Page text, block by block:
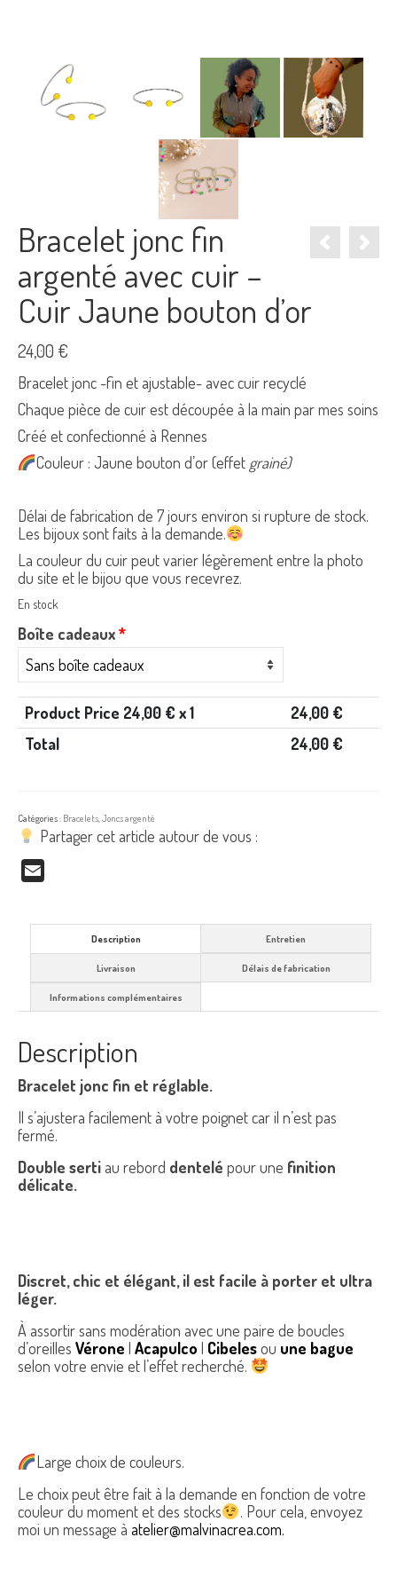
Bracelet jonc fin
argenté avec cuir –
Cuir Jaune bouton d’or
24,00 €
Bracelet jonc -fin et ajustable- avec cuir recyclé
Chaque pièce de cuir est découpée à la main par mes soins
Créé et confectionné à Rennes
Couleur : Jaune bouton d’or (effet grainé)
Délai de fabrication de 7 jours environ si rupture de stock.
Les bijoux sont faits à la demande.
La couleur du cuir peut varier légèrement entre la photo
du site et le bijou que vous recevrez.
En stock
Boîte cadeaux*
Product Price 24,00€ x 1 24,00€
Total
24,00€
Catégories : Bracelets,Joncs argenté
Partager cet article autour de vous :
Description Entretien
Livraison Délais de fabrication
Informations complémentaires
Description
Bracelet jonc fin et réglable.
Il s’ajustera facilement à votre poignet car il n’est pas
fermé.
Double sertiau rebord dentelé pour une finition
délicate.
Discret, chic et élégant, il est facile à porter et ultra
léger.
À assortir sans modération avec une paire de boucles
d’oreilles Vérone | Acapulco | Cibelesou une bague
selon votre envie et l’effet recherché.
Large choix de couleurs.
Le choix peut être fait à la demande en fonction de votre
couleur du moment et des stocks
. Pour cela, envoyez
moi un message à atelier@malvinacrea.com.